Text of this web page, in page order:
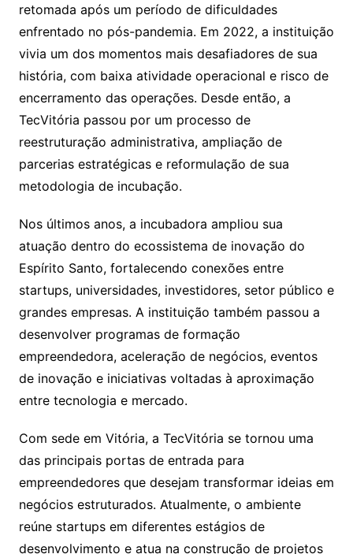
retomada após um período de dificuldades
enfrentado no pós-pandemia. Em 2022, a instituição
vivia um dos momentos mais desafiadores de sua
história, com baixa atividade operacional e risco de
encerramento das operações. Desde então, a
TecVitória passou por um processo de
reestruturação administrativa, ampliação de
parcerias estratégicas e reformulação de sua
metodologia de incubação.
Nos últimos anos, a incubadora ampliou sua
atuação dentro do ecossistema de inovação do
Espírito Santo, fortalecendo conexões entre
startups, universidades, investidores, setor público e
grandes empresas. A instituição também passou a
desenvolver programas de formação
empreendedora, aceleração de negócios, eventos
de inovação e iniciativas voltadas à aproximação
entre tecnologia e mercado.
Com sede em Vitória, a TecVitória se tornou uma
das principais portas de entrada para
empreendedores que desejam transformar ideias em
negócios estruturados. Atualmente, o ambiente
reúne startups em diferentes estágios de
desenvolvimento e atua na construção de projetos